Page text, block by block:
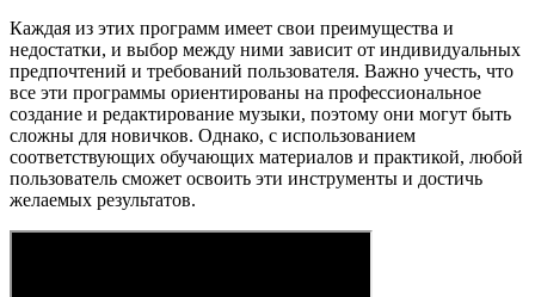
Каждая из этих программ имеет свои преимущества и
недостатки, и выбор между ними зависит от индивидуальных
предпочтений и требований пользователя. Важно учесть, что
все эти программы ориентированы на профессиональное
создание и редактирование музыки, поэтому они могут быть
сложны для новичков. Однако, с использованием
соответствующих обучающих материалов и практикой, любой
пользователь сможет освоить эти инструменты и достичь
желаемых результатов.